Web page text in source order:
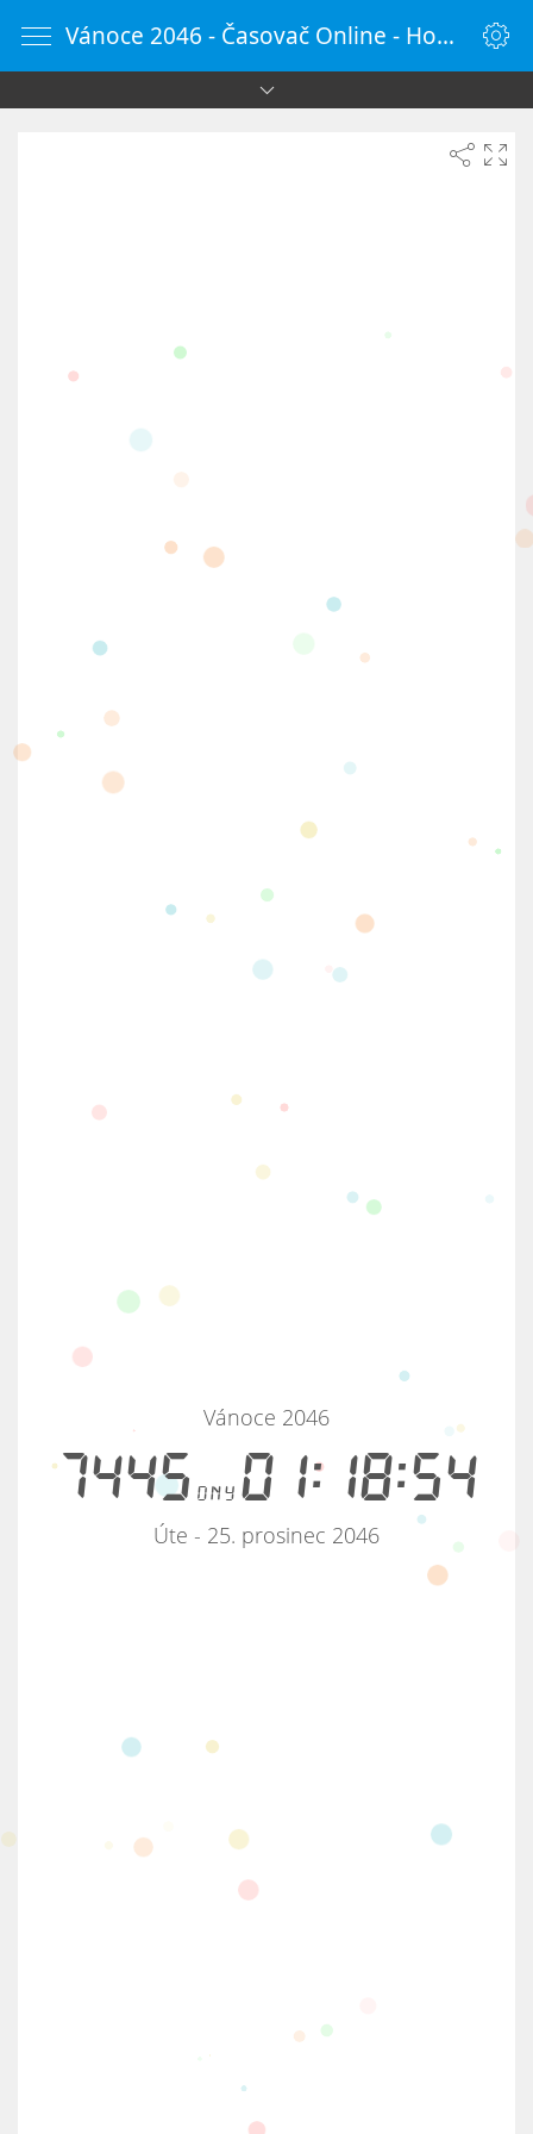
Vánoce 2046 - Časovač Online - HodinyOnline.cz
7445 dny01:18:54
Vánoce 2046
Úte - 25. prosinec 2046